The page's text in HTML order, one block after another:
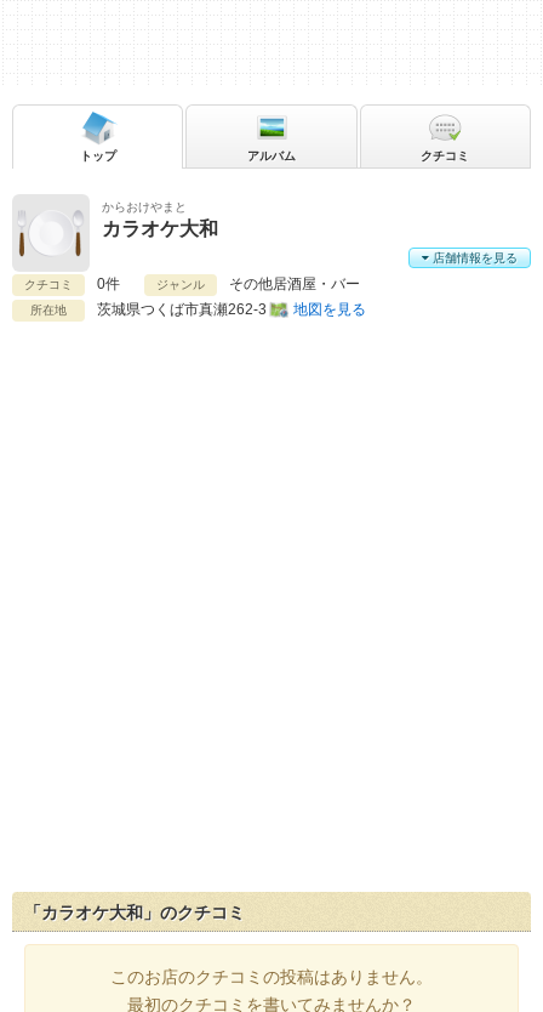
からおけやまと
カラオケ大和
クチコミ 0件 ジャンル その他居酒屋・バー
所在地 茨城県つくば市真瀬262-3 地図を見る
店舗情報を見る
トップ アルバム クチコミ
「カラオケ大和」のクチコミ
このお店のクチコミの投稿はありません。
最初のクチコミを書いてみませんか？